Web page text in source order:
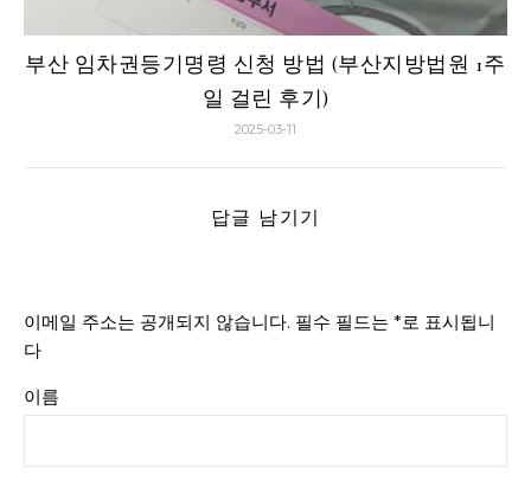
부산 임차권등기명령 신청 방법 (부산지방법원 1주
일 걸린 후기)
2025-03-11
답글 남기기
이메일 주소는 공개되지 않습니다. 필수 필드는 *로 표시됩니
다
이름